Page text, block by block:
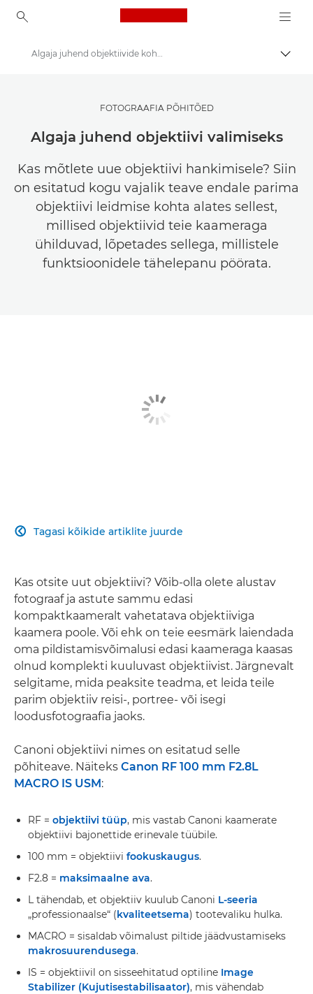
Canon Logo, back to
Saage inspiratsiooni | Fotograafia ja printimise näpunäited ning ostujuhised
Fotograafia- ja printimisalased näpunäited ja tehnikad
Algaja juhend objektiivide kohta
FOTOGRAAFIA PÕHITÕED
Algaja juhend objektiivi valimiseks
Kas mõtlete uue objektiivi hankimisele? Siin
on esitatud kogu vajalik teave endale parima
objektiivi leidmise kohta alates sellest,
millised objektiivid teie kaameraga
ühilduvad, lõpetades sellega, millistele
funktsioonidele tähelepanu pöörata.
Tagasi kõikide artiklite juurde

Kas otsite uut objektiivi? Võib-olla olete alustav
fotograaf ja astute sammu edasi
kompaktkaameralt vahetatava objektiiviga
kaamera poole. Või ehk on teie eesmärk laiendada
oma pildistamisvõimalusi edasi kaameraga kaasas
olnud komplekti kuuluvast objektiivist. Järgnevalt
selgitame, mida peaksite teadma, et leida teile
parim objektiiv reisi-, portree- või isegi
loodusfotograafia jaoks.
Canoni objektiivi nimes on esitatud selle
põhiteave. Näiteks Canon RF 100 mm F2.8L
MACRO IS USM:
RF = objektiivi tüüp, mis vastab Canoni kaamerate
objektiivi bajonettide erinevale tüübile.
100 mm = objektiivi fookuskaugus.
F2.8 = maksimaalne ava.
L tähendab, et objektiiv kuulub Canoni L-seeria
„professionaalse“ (kvaliteetsema) tootevaliku hulka.
MACRO = sisaldab võimalust piltide jäädvustamiseks
makrosuurendusega.
IS = objektiivil on sisseehitatud optiline Image
Stabilizer (Kujutisestabilisaator), mis vähendab